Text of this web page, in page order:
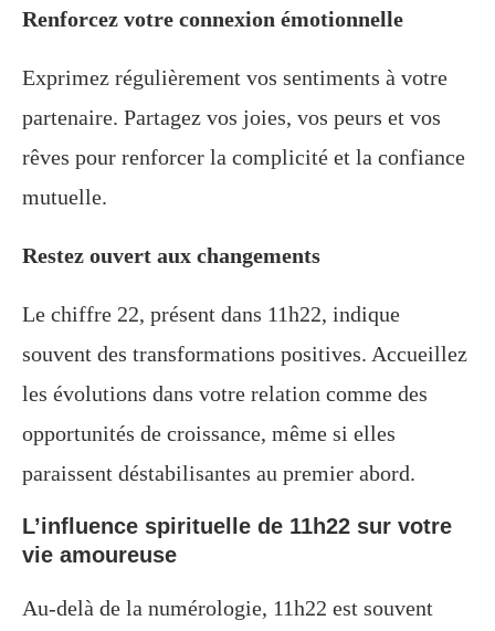
Renforcez votre connexion émotionnelle
Exprimez régulièrement vos sentiments à votre
partenaire. Partagez vos joies, vos peurs et vos
rêves pour renforcer la complicité et la confiance
mutuelle.
Restez ouvert aux changements
Le chiffre 22, présent dans 11h22, indique
souvent des transformations positives. Accueillez
les évolutions dans votre relation comme des
opportunités de croissance, même si elles
paraissent déstabilisantes au premier abord.
L’influence spirituelle de 11h22 sur votre
vie amoureuse
Au-delà de la numérologie, 11h22 est souvent